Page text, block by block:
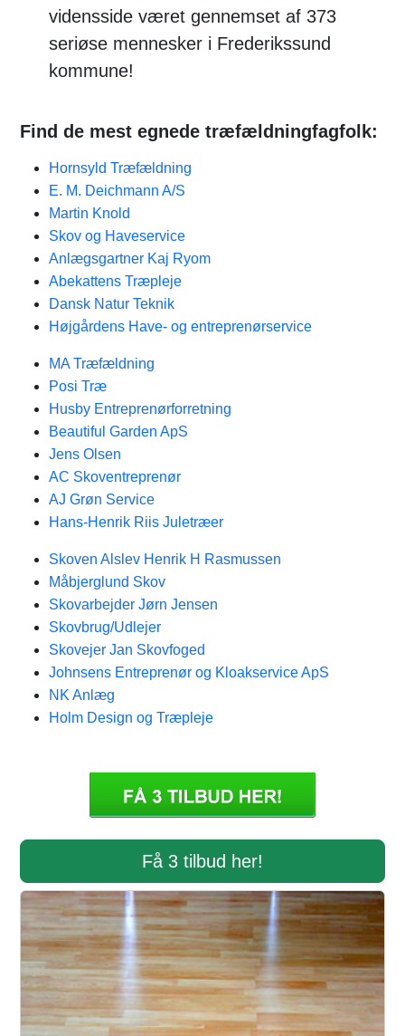
vidensside været gennemset af 373
seriøse mennesker i Frederikssund
kommune!
Find de mest egnede træfældningfagfolk:
Hornsyld Træfældning
E. M. Deichmann A/S
Martin Knold
Skov og Haveservice
Anlægsgartner Kaj Ryom
Abekattens Træpleje
Dansk Natur Teknik
Højgårdens Have- og entreprenørservice
MA Træfældning
Posi Træ
Husby Entreprenørforretning
Beautiful Garden ApS
Jens Olsen
AC Skoventreprenør
AJ Grøn Service
Hans-Henrik Riis Juletræer
Skoven Alslev Henrik H Rasmussen
Måbjerglund Skov
Skovarbejder Jørn Jensen
Skovbrug/Udlejer
Skovejer Jan Skovfoged
Johnsens Entreprenør og Kloakservice ApS
NK Anlæg
Holm Design og Træpleje
Få 3 tilbud her!